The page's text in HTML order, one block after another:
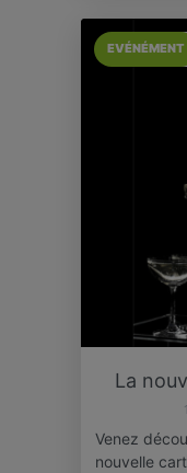
EVÉNÉMENT
La
Venez
nouvelle